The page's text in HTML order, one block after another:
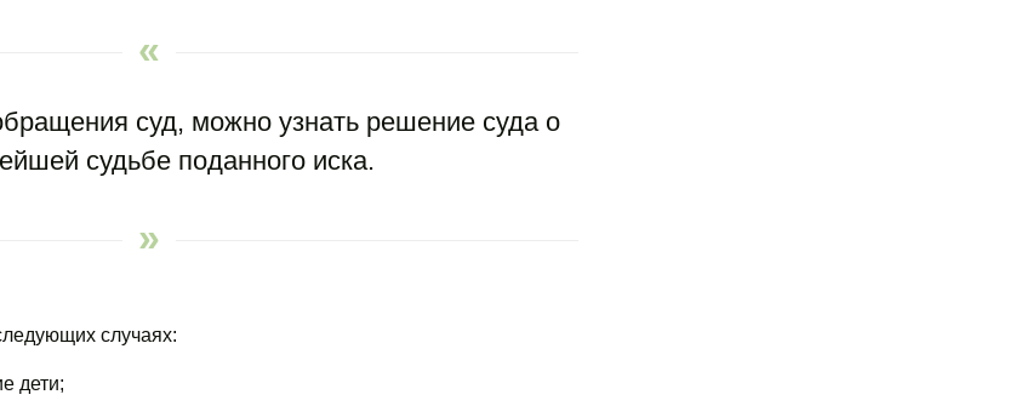
суд, можно узнать решение суда о
судьбе поданного иска.
случаях:
дети;